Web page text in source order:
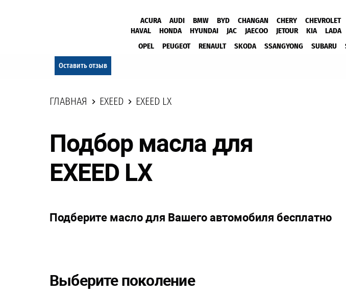
ACURA AUDI BMW BYD CHANGAN CHERY CHEVROLET
HAVAL
HONDA HYUNDAI JAC JAECOO JETOUR KIA LADA
OPEL
PEUGEOT RENAULT SKODA SSANGYONG SUBARU
Оставить отзыв
ГЛАВНАЯ EXEED EXEED LX
Подбор масла для
EXEED LX
Подберите масло для Вашего автомобиля бесплатно
Выберите поколение